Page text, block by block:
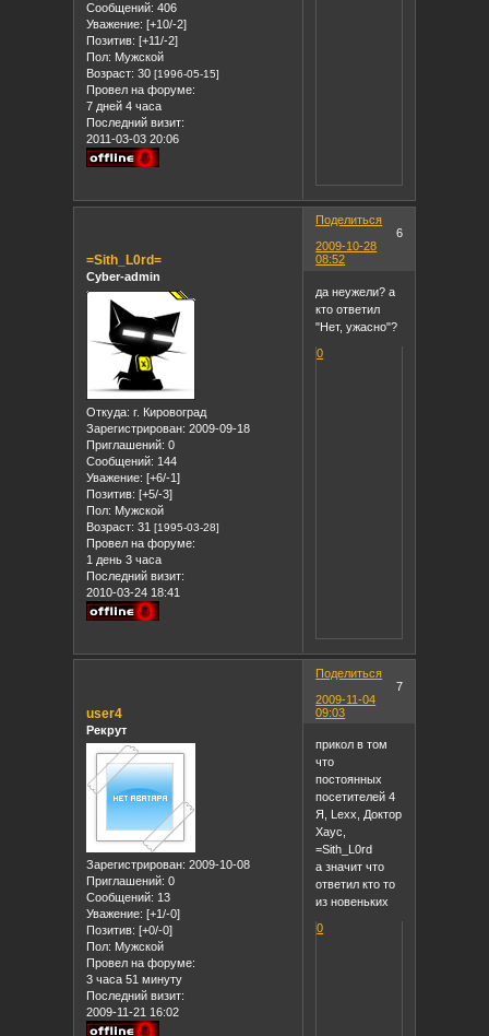
Сообщений: 406
Уважение: [+10/-2]
Позитив: [+11/-2]
Пол: Мужской
Возраст: 30[1996-05-15]
Провел на форуме:
7 дней 4 часа
Последний визит:
2011-03-03 20:06
Поделиться
6
2009-10-28
08:52
=Sith_L0rd=
Cyber-admin
Откуда: г. Кировоград
Зарегистрирован: 2009-09-18
Приглашений: 0
Сообщений: 144
Уважение: [+6/-1]
Позитив: [+5/-3]
Пол: Мужской
Возраст: 31[1995-03-28]
Провел на форуме:
1 день 3 часа
Последний визит:
2010-03-24 18:41
да неужели? а
кто ответил
"Нет, ужасно"?
0
Поделиться
7
2009-11-04
09:03
user4
Рекрут
Зарегистрирован: 2009-10-08
Приглашений: 0
Сообщений: 13
Уважение: [+1/-0]
Позитив: [+0/-0]
Пол: Мужской
Провел на форуме:
3 часа 51 минуту
Последний визит:
2009-11-21 16:02
прикол в том
что
постоянных
посетителей 4
Я, Lexx, Доктор
Хаус,
=Sith_L0rd
а значит что
ответил кто то
из новеньких
0